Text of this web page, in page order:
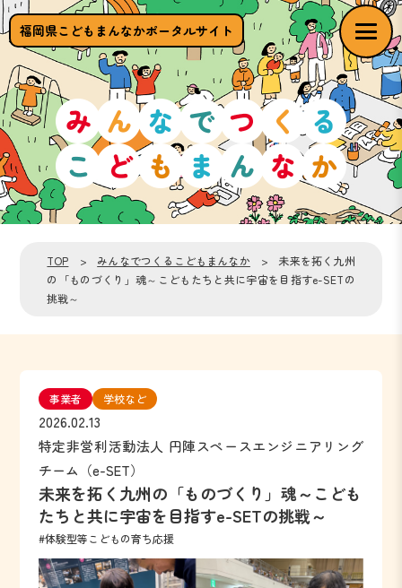
福岡県こどもまんなかポータルサイト
TOP > みんなでつくるこどもまんなか > 未来を拓く九州
の「ものづくり」魂～こどもたちと共に宇宙を目指すe-SETの
挑戦～
事業者 学校など
2026.02.13
特定非営利活動法人 円陣スペースエンジニアリング
チーム（e-SET）
未来を拓く九州の「ものづくり」魂～こども
たちと共に宇宙を目指すe-SETの挑戦～
#体験型等こどもの育ち応援